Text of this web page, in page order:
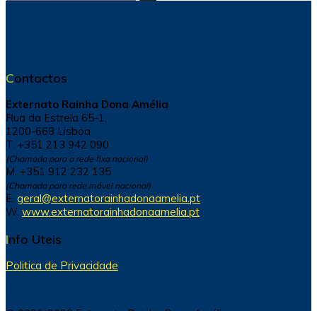
Contactos
Externato Rainha Dona Amélia
Rua da Estrela 65-1,
1200-668 Lisboa
T. +351 213 942 090
(Chamada para a rede fixa nacional)
M. +351 912 232 135
(Chamada para rede móvel nacional)
E. geral@externatorainhadonaamelia.pt
W. www.externatorainhadonaamelia.pt
Info Uteis
Politica de Privacidade